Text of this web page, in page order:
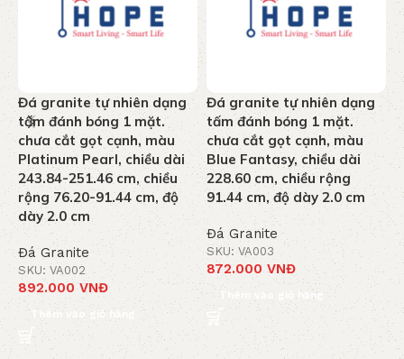
Đá granite tự nhiên dạng
tấm đánh bóng 1 mặt.
chưa cắt gọt cạnh, màu
Platinum Pearl, chiều dài
243.84-251.46 cm, chiều
rộng 76.20-91.44 cm, độ
dày 2.0 cm
Đá Granite
SKU: VA002
892.000VNĐ
Thêm vào giỏ hàng
Đá granite tự nhiên dạng
tấm đánh bóng 1 mặt.
chưa cắt gọt cạnh, màu
Blue Fantasy, chiều dài
228.60 cm, chiều rộng
91.44 cm, độ dày 2.0 cm
Đá Granite
SKU: VA003
872.000VNĐ
Thêm vào giỏ hàng